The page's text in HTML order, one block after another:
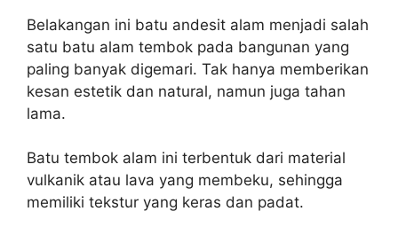
Belakangan ini batu andesit alam menjadi salah
satu batu alam tembok pada bangunan yang
paling banyak digemari. Tak hanya memberikan
kesan estetik dan natural, namun juga tahan
lama.
Batu tembok alam ini terbentuk dari material
vulkanik atau lava yang membeku, sehingga
memiliki tekstur yang keras dan padat.